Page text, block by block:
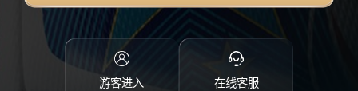
游客进入 在线客服